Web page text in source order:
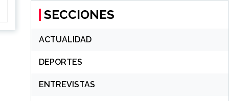
SECCIONES
ACTUALIDAD
DEPORTES
ENTREVISTAS